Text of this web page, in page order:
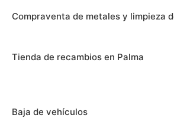
Compraventa de metales y limpieza
Tienda de recambios en Palma
Baja de vehículos